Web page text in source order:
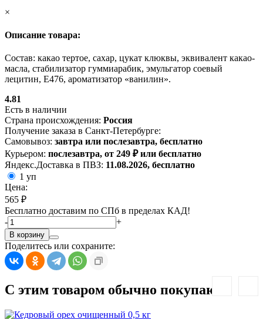
×
Описание товара:
Состав: какао тертое, сахар, цукат клюквы, эквивалент какао-
масла, стабилизатор гуммиарабик, эмульгатор соевый
лецитин, Е476, ароматизатор «ванилин».
4.81
Есть в наличии
Страна происхождения: Россия
Получение заказа в Санкт-Петербурге:
Самовывоз: завтра или послезавтра, бесплатно
Курьером: послезавтра, от 249 ₽ или бесплатно
Яндекс.Доставка в ПВЗ: 11.08.2026, бесплатно
1 уп
Цена:
565 ₽
Бесплатно доставим по СПб в пределах КАД!
-
+
В корзину
Поделитесь или сохраните:
С этим товаром обычно покупают: